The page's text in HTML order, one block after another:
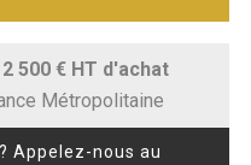
500 € HT d'achat
Métropolitaine
Appelez-nous au